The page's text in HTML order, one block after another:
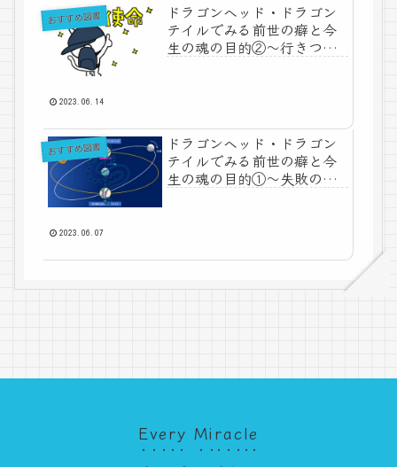
おすすめ図書
ドラゴンヘッド・ドラゴン
テイルでみる前世の癖と今
生の魂の目的②～行きつく
2023.06.14
おすすめ図書
ドラゴンヘッド・ドラゴン
テイルでみる前世の癖と今
生の魂の目的①～失敗の果
2023.06.07
Every Miracle